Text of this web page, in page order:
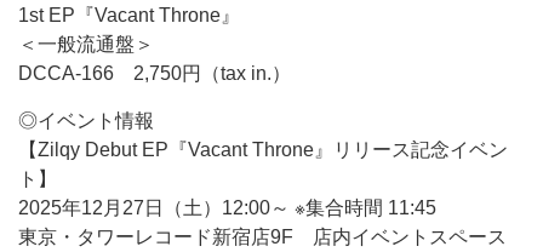
1st EP『Vacant Throne』
＜一般流通盤＞
DCCA-166 2,750円（tax in.）
◎イベント情報
【Zilqy Debut EP『Vacant Throne』リリース記念イベン
ト】
2025年12月27日（土）12:00～ ※集合時間 11:45
東京・タワーレコード新宿店9F 店内イベントスペース